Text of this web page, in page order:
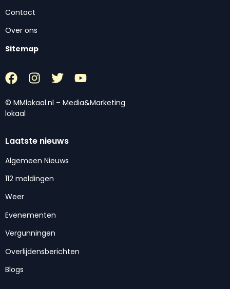
Contact
Over ons
Sitemap
© MMlokaal.nl – Media&Marketing
lokaal
Laatste nieuws
Algemeen Nieuws
112 meldingen
Weer
Evenementen
Vergunningen
Overlijdensberichten
Blogs